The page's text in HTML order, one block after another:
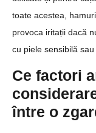
toate acestea,
provoca iritații dacă
cu piele sensibilă
Ce factori
între o